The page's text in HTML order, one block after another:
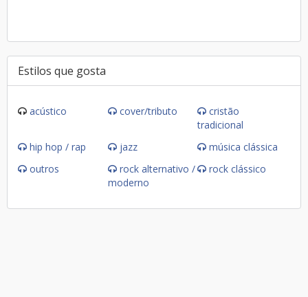
Estilos que gosta
acústico cover/tributo
cristão
tradicional
hip hop / rap
jazz
música clássica
outros
rock alternativo /
moderno
rock clássico